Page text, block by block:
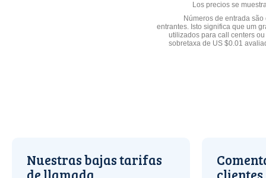
Los precios se
Números de entrada
entrantes. Isto significa que um
utilizados para call centers
sobretaxa de US $0.01
Nuestras bajas tarifas
de llamada
clientes